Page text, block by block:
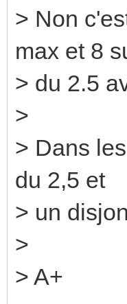
> Non
max et 8
> du 2.5
>
> Dans
du 2,5 et
> un
>
> A+